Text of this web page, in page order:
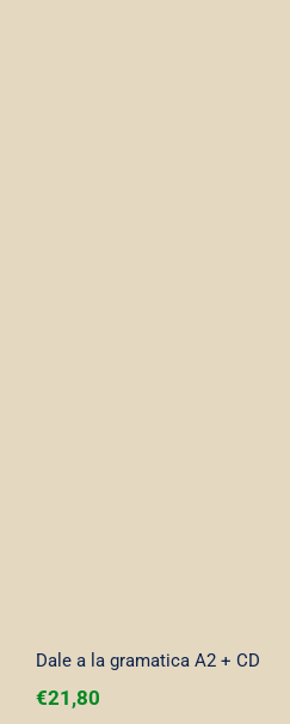
Dale a la gramatica A2 + CD
€21,80